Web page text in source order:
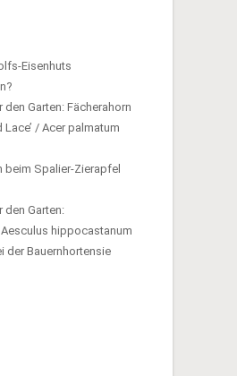
Eisenhuts
Garten: Fächerahorn
/ Acer palmatum
beim Spalier-Zierapfel
den Garten:
hippocastanum
der Bauernhortensie